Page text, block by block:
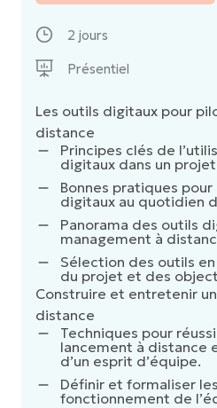
Les outils digitaux pour
distance
Principes clés de
digitaux dans un
Bonnes pratiques
digitaux au quotidien
Panorama des outils
management à
Sélection des outils
du projet et des
Construire et entretenir
distance
Techniques pour
lancement à distance
d’un esprit d’équipe.
Définir et formaliser
fonctionnement de
2 jours
Présentiel